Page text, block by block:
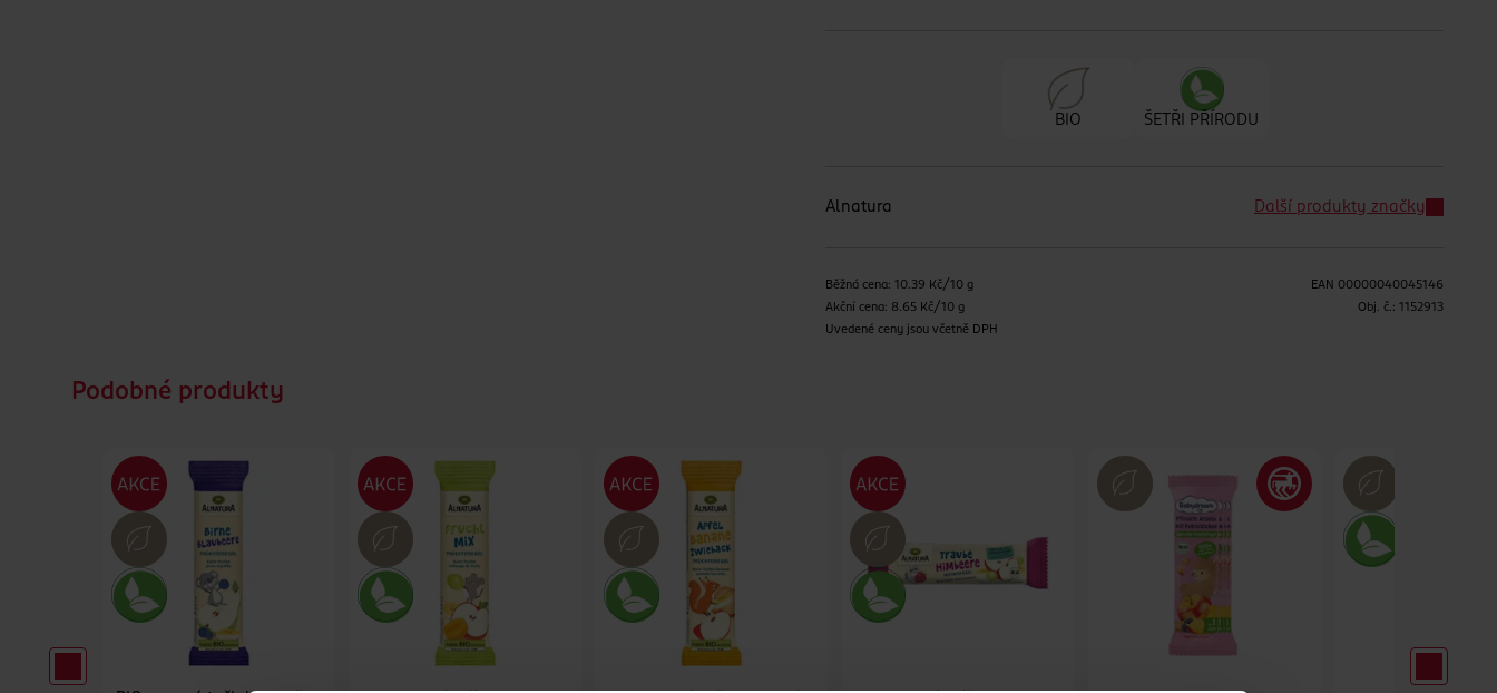
BIO ŠETŘI PŘÍRODU
Alnatura Další produkty značky
Běžná cena: 10.39 Kč/10 g
Akční cena: 8.65 Kč/10 g
Uvedené ceny jsou včetně DPH
EAN 00000040045146
Obj. č.: 1152913
Podobné produkty